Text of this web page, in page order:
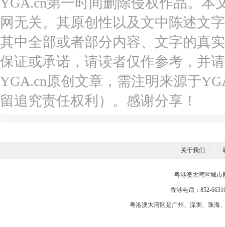
网无关。其原创性以及文中陈述文
其中全部或者部分内容、文字的真
保证或承诺，请读者仅作参考，并
YGA.cn原创文章，需注明来源于
留追究责任权利）。感谢分享！
关于我们
粤港澳大湾区城市
香港电话：852-
粤港澳大湾区是广州 、 深圳 、 珠海